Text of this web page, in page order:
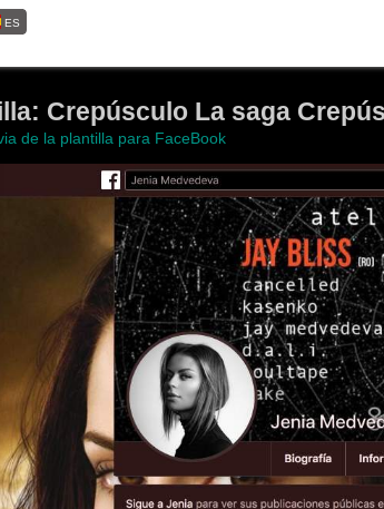
ES
Crepúsculo La saga
de la plantilla para FaceBook